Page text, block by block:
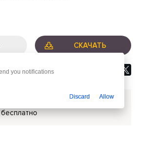
СКАЧАТЬ
you notifications
Discard Allow